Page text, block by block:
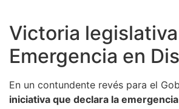
Victoria
Emergencia en
En un contundente revés para el
iniciativa que declara la